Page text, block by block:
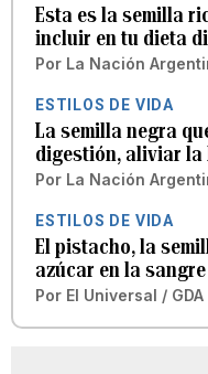
Esta es la semilla
incluir en tu dieta
Por La Nación
ESTILOS DE VIDA
La semilla negra
digestión, aliviar la
Por La Nación
ESTILOS DE VIDA
El pistacho, la
azúcar en la sangre
Por El Universal / GDA